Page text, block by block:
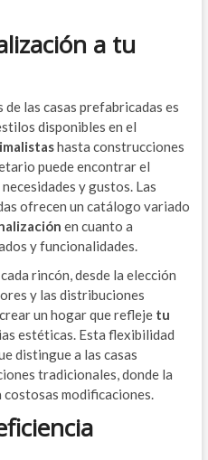
a tu
las casas prefabricadas es
disponibles en el
hasta construcciones
puede encontrar el
y gustos. Las
ofrecen un catálogo variado
en cuanto a
y funcionalidades.
rincón, desde la elección
y las distribuciones
un hogar que refleje tu
estéticas. Esta flexibilidad
distingue a las casas
tradicionales, donde la
modificaciones.